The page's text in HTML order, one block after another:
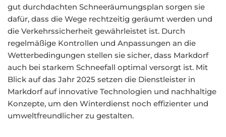
gut durchdachten Schneeräumungsplan sorgen sie
dafür, dass die Wege rechtzeitig geräumt werden und
die Verkehrssicherheit gewährleistet ist. Durch
regelmäßige Kontrollen und Anpassungen an die
Wetterbedingungen stellen sie sicher, dass Markdorf
auch bei starkem Schneefall optimal versorgt ist. Mit
Blick auf das Jahr 2025 setzen die Dienstleister in
Markdorf auf innovative Technologien und nachhaltige
Konzepte, um den Winterdienst noch effizienter und
umweltfreundlicher zu gestalten.